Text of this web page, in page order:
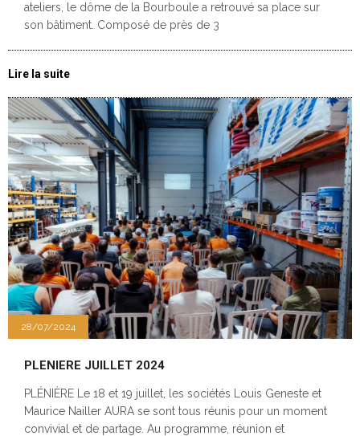
ateliers, le dôme de la Bourboule a retrouvé sa place sur
son bâtiment. Composé de près de 3
Lire la suite
28/07/2024
PLENIERE JUILLET 2024
PLÉNIÈRE Le 18 et 19 juillet, les sociétés Louis Geneste et
Maurice Nailler AURA se sont tous réunis pour un moment
convivial et de partage. Au programme, réunion et